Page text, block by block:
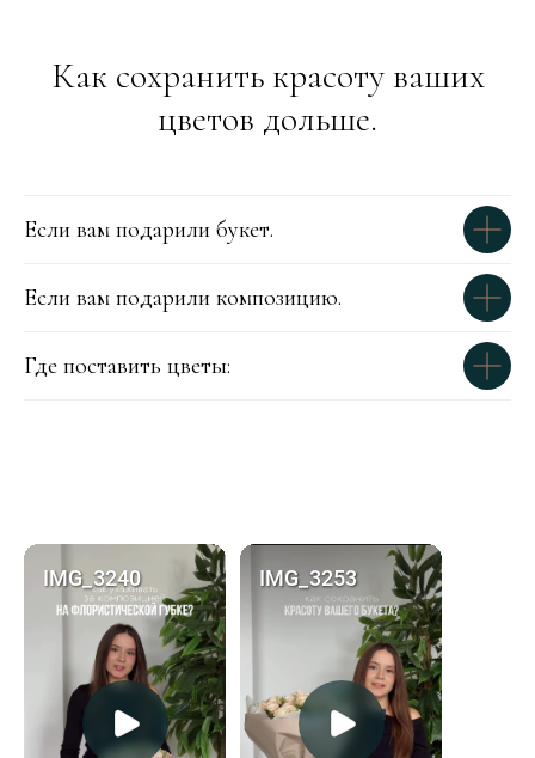
Как сохранить красоту ваших
цветов дольше.
Если вам подарили букет.
Если вам подарили композицию.
Где поставить цветы: